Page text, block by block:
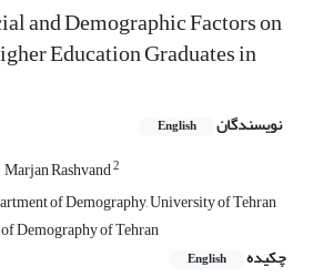
and Demographic Factors on
Education Graduates in
نویسندگان English
Marjan Rashvand2
of Demography, University of Tehran
Demography of Tehran
چکیده
English